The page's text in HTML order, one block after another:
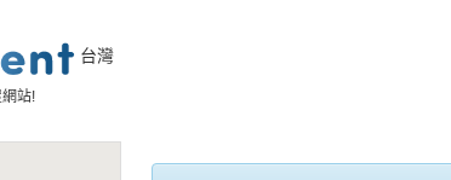
台灣
站!